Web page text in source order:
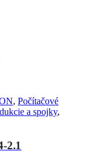
, Počítačové
a spojky,
2.1